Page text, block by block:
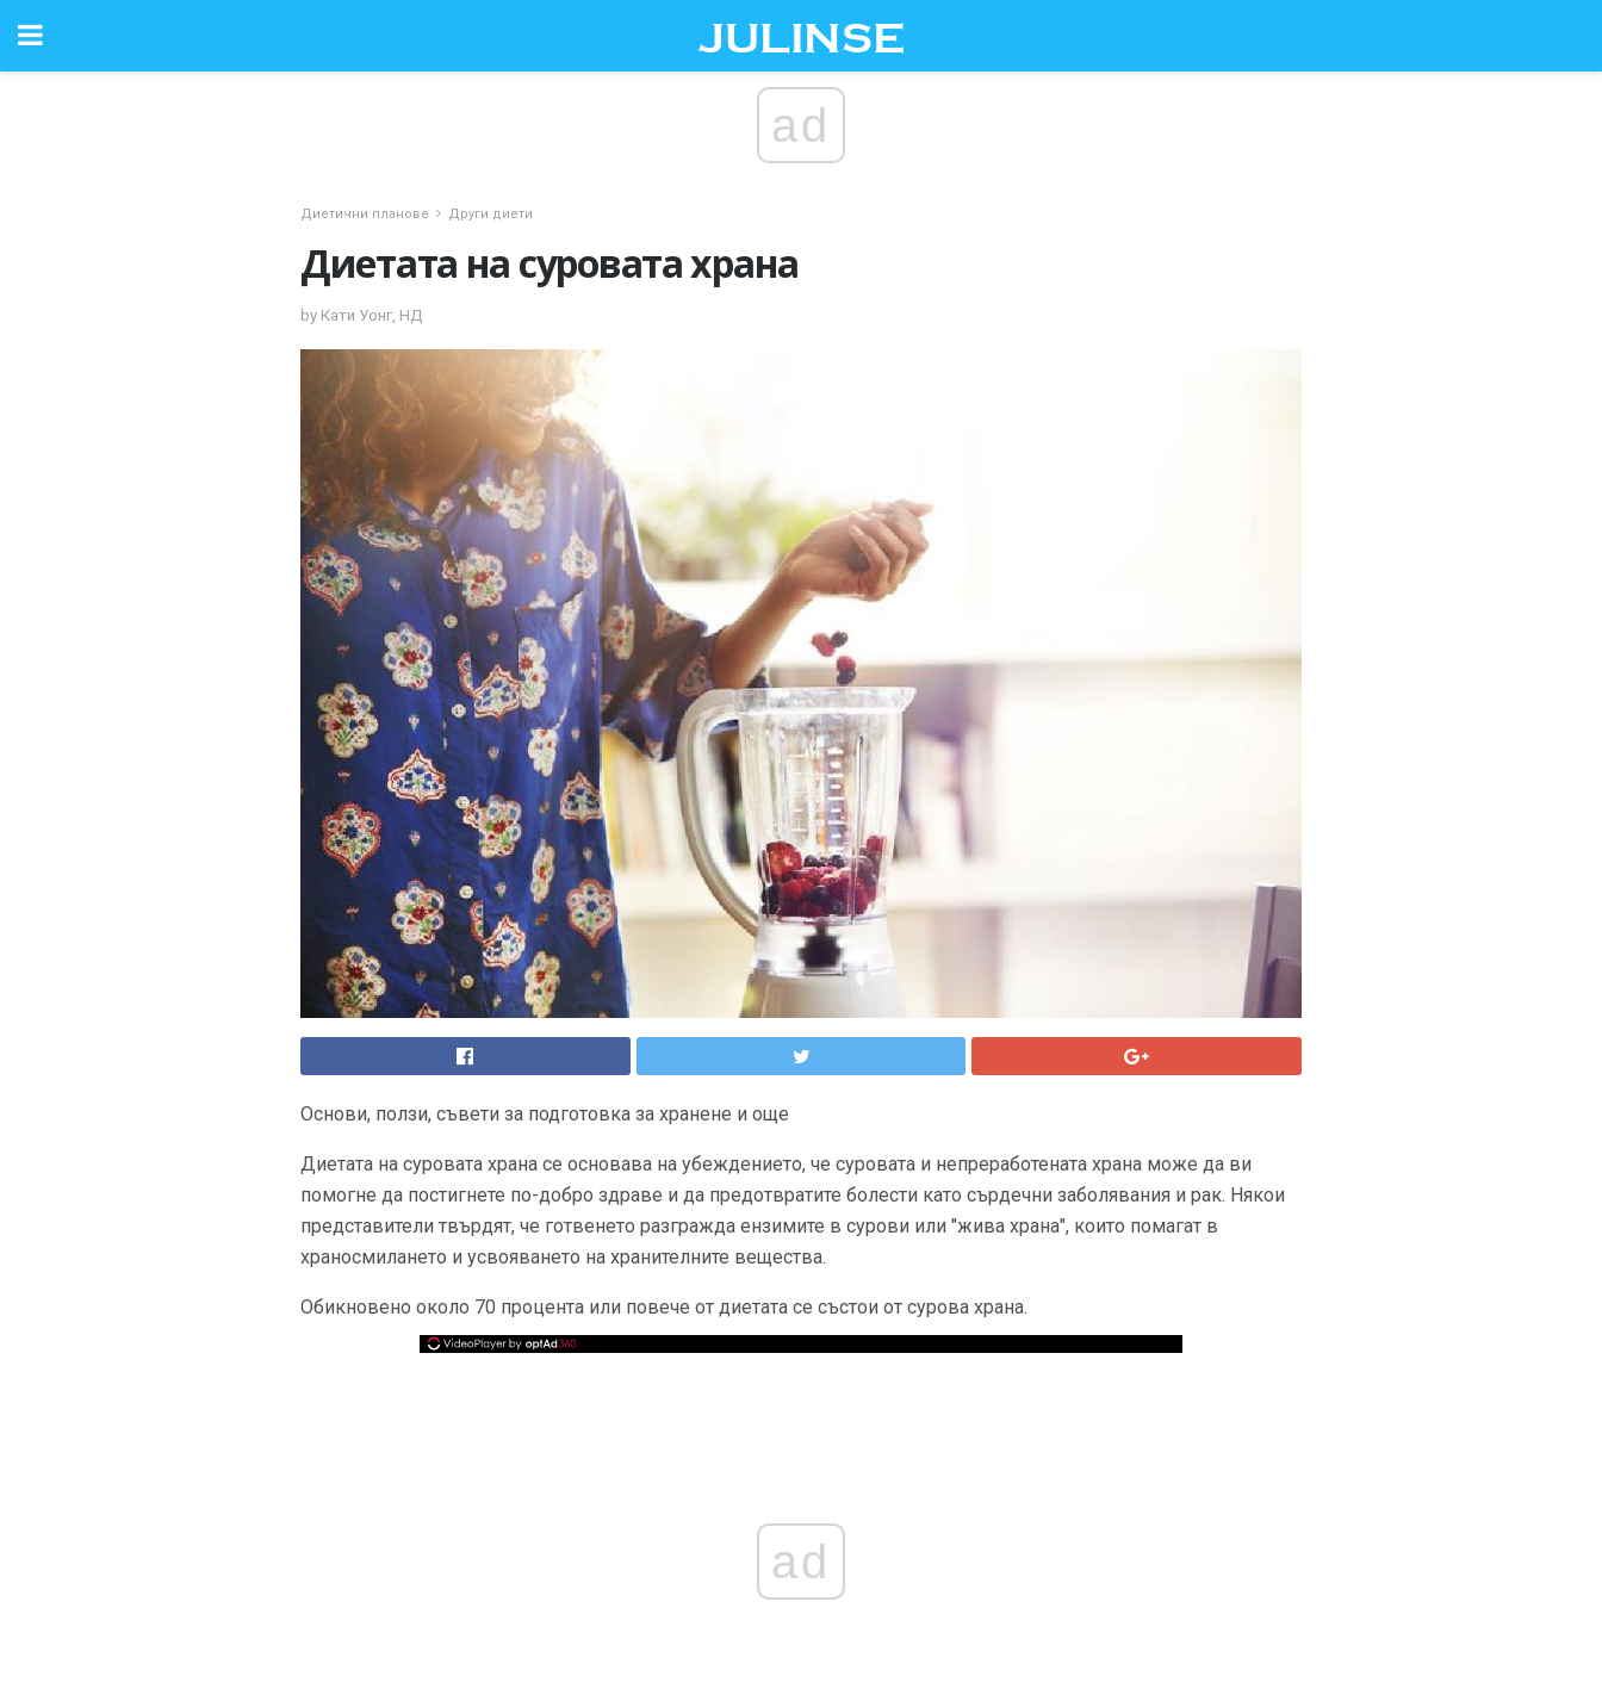
ad
Диетични планове Други диети
Диетата на суровата храна
by Кати Уонг, НД
Основи, ползи, съвети за подготовка за хранене и още
Диетата на суровата храна се основава на убеждението, че суровата и непреработената храна може да ви
помогне да постигнете по-добро здраве и да предотвратите болести като сърдечни заболявания и рак. Някои
представители твърдят, че готвенето разгражда ензимите в сурови или "жива храна", които помагат в
храносмилането и усвояването на хранителните вещества.
Обикновено около 70 процента или повече от диетата се състои от сурова храна.
ad